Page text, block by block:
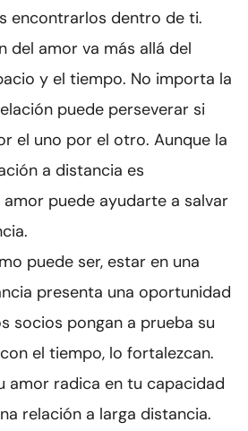
encontrarlos dentro de ti.
del amor va más allá del
y el tiempo. No importa la
puede perseverar si
el uno por el otro. Aunque la
a distancia es
puede ayudarte a salvar
puede ser, estar en una
presenta una oportunidad
socios pongan a prueba su
el tiempo, lo fortalezcan.
amor radica en tu capacidad
relación a larga distancia.